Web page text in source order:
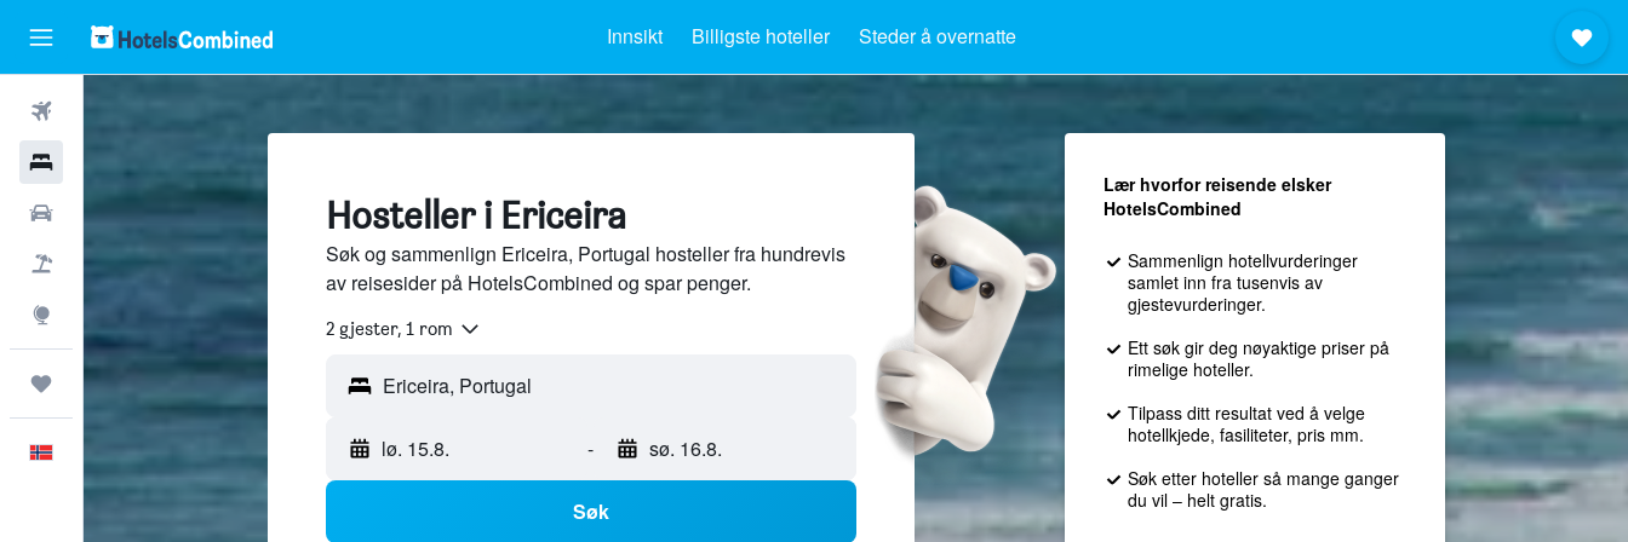
Innsikt Billigste hoteller Steder å overnatte
Leiebiler
Pakkereiser
Reiser
Norsk
Hosteller i Ericeira
Søk og sammenlign Ericeira, Portugal hosteller fra hundrevis
av reisesider på HotelsCombined og spar penger.
2 gjester, 1 rom
lø. 15.8. - sø. 16.8.
Søk
Lær hvorfor reisende elsker
HotelsCombined
Sammenlign hotellvurderinger
samlet inn fra tusenvis av
gjestevurderinger.
Ett søk gir deg nøyaktige priser på
rimelige hoteller.
Tilpass ditt resultat ved å velge
hotellkjede, fasiliteter, pris mm.
Søk etter hoteller så mange ganger
du vil – helt gratis.